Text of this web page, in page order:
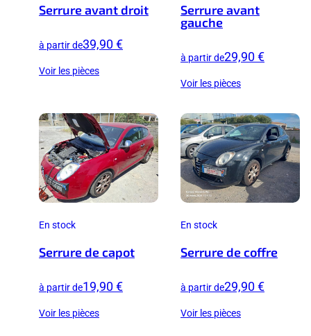
Serrure avant droit
à partir de39,90 €
Voir les pièces
Serrure avant
gauche
à partir de29,90 €
Voir les pièces
En stock
Serrure de capot
à partir de19,90 €
Voir les pièces
En stock
Serrure de coffre
à partir de29,90 €
Voir les pièces